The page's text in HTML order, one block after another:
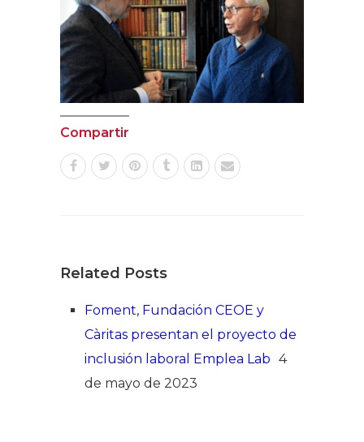
Compartir
Related Posts
Foment, Fundación CEOE y
Càritas presentan el proyecto de
inclusión laboral Emplea Lab 4
de mayo de 2023